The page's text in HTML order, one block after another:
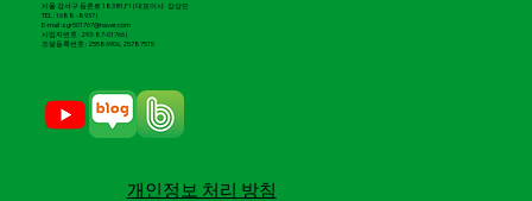
서울 강서구 등촌로 183 B1,F1 | 대표이사 강상민
TEL : 1688 -8937 |
E-mail : sgr501767@naver.com
​사업자번호 : 293-87-01766 |
조달등록번호 : 25586906, 25787515
​개인정보 처리 방침